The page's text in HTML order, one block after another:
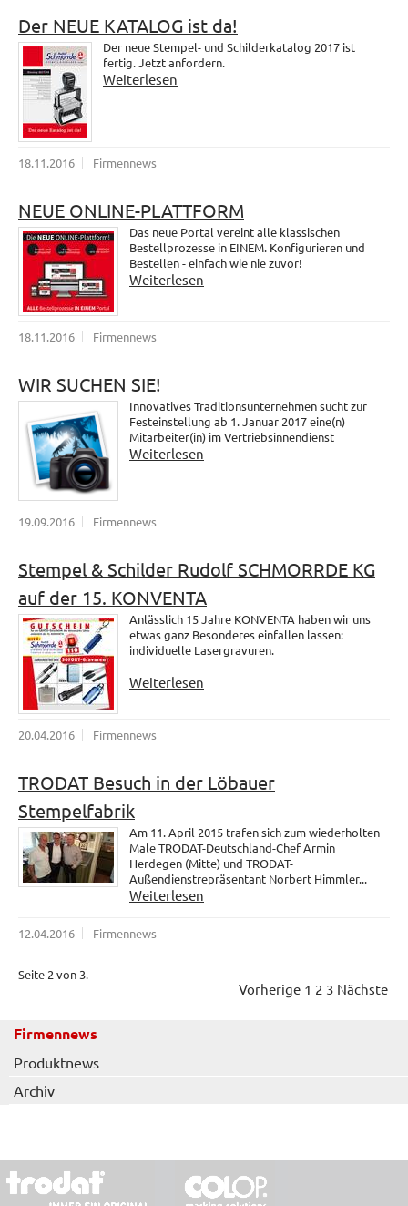
Der NEUE KATALOG ist da!
Der neue Stempel- und Schilderkatalog 2017 ist
fertig. Jetzt anfordern.
Weiterlesen
18.11.2016 Firmennews
NEUE ONLINE-PLATTFORM
Das neue Portal vereint alle klassischen
Bestellprozesse in EINEM. Konfigurieren und
Bestellen - einfach wie nie zuvor!
Weiterlesen
18.11.2016 Firmennews
WIR SUCHEN SIE!
Innovatives Traditionsunternehmen sucht zur
Festeinstellung ab 1. Januar 2017 eine(n)
Mitarbeiter(in) im Vertriebsinnendienst
Weiterlesen
19.09.2016 Firmennews
Stempel & Schilder Rudolf SCHMORRDE KG
auf der 15. KONVENTA
Anlässlich 15 Jahre KONVENTA haben wir uns
etwas ganz Besonderes einfallen lassen:
individuelle Lasergravuren.
Weiterlesen
20.04.2016 Firmennews
TRODAT Besuch in der Löbauer
Stempelfabrik
Am 11. April 2015 trafen sich zum wiederholten
Male TRODAT-Deutschland-Chef Armin
Herdegen (Mitte) und TRODAT-
Außendienstrepräsentant Norbert Himmler...
Weiterlesen
12.04.2016 Firmennews
Seite 2 von 3.
Vorherige 1 2 3 Nächste
Firmennews
Produktnews
Archiv